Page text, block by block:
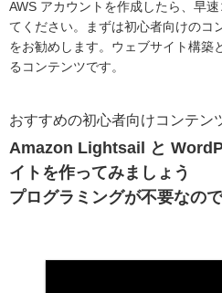
AWS アカウントを作成したら、早
てください。まずは初心者向けのコ
をお勧めします。ウェブサイト構築
るコンテンツです。
おすすめの初心者向けコンテン
Amazon Lightsail と
イトを作ってみましょう
プログラミングが不要なの